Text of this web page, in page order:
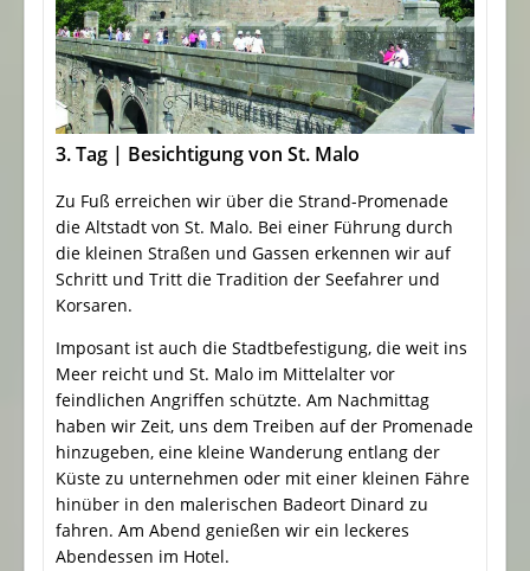
3. Tag | Besichtigung von St. Malo
Zu Fuß erreichen wir über die Strand-Promenade
die Altstadt von St. Malo. Bei einer Führung durch
die kleinen Straßen und Gassen erkennen wir auf
Schritt und Tritt die Tradition der Seefahrer und
Korsaren.
Imposant ist auch die Stadtbefestigung, die weit ins
Meer reicht und St. Malo im Mittelalter vor
feindlichen Angriffen schützte. Am Nachmittag
haben wir Zeit, uns dem Treiben auf der Promenade
hinzugeben, eine kleine Wanderung entlang der
Küste zu unternehmen oder mit einer kleinen Fähre
hinüber in den malerischen Badeort Dinard zu
fahren. Am Abend genießen wir ein leckeres
Abendessen im Hotel.